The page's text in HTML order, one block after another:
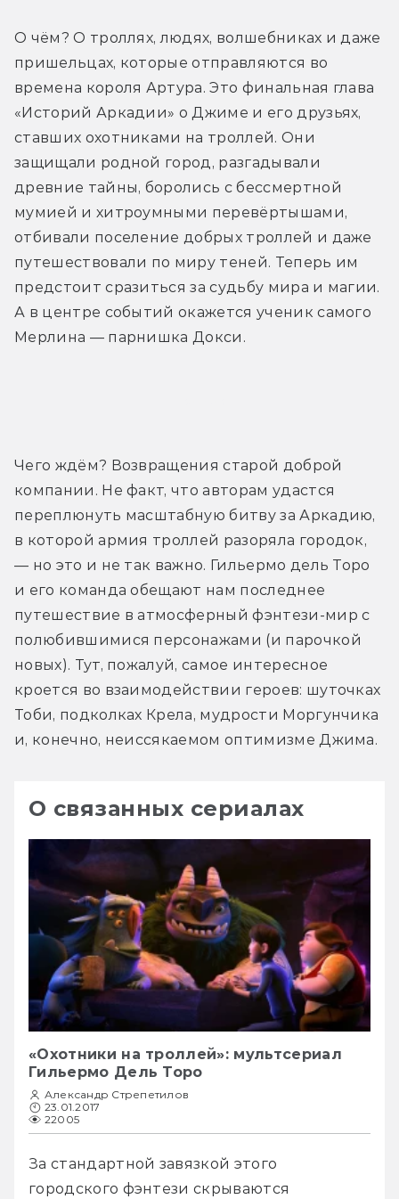
О чём? О троллях, людях, волшебниках и даже
пришельцах, которые отправляются во
времена короля Артура. Это финальная глава
«Историй Аркадии» о Джиме и его друзьях,
ставших охотниками на троллей. Они
защищали родной город, разгадывали
древние тайны, боролись с бессмертной
мумией и хитроумными перевёртышами,
отбивали поселение добрых троллей и даже
путешествовали по миру теней. Теперь им
предстоит сразиться за судьбу мира и магии.
А в центре событий окажется ученик самого
Мерлина — парнишка Докси.
Чего ждём? Возвращения старой доброй
компании. Не факт, что авторам удастся
переплюнуть масштабную битву за Аркадию,
в которой армия троллей разоряла городок,
— но это и не так важно. Гильермо дель Торо
и его команда обещают нам последнее
путешествие в атмосферный фэнтези-мир с
полюбившимися персонажами (и парочкой
новых). Тут, пожалуй, самое интересное
кроется во взаимодействии героев: шуточках
Тоби, подколках Крела, мудрости Моргунчика
и, конечно, неиссякаемом оптимизме Джима.
О связанных сериалах
«Охотники на троллей»: мультсериал
Гильермо Дель Торо
Александр Стрепетилов
23.01.2017
22005
За стандартной завязкой этого
городского фэнтези скрываются